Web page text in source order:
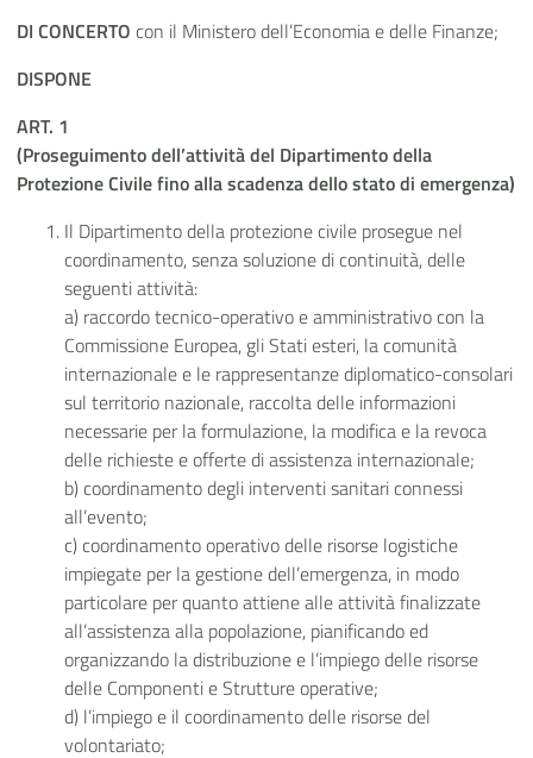
DI CONCERTO con il Ministero dell’Economia e delle Finanze;
DISPONE
ART. 1
(Proseguimento dell’attività del Dipartimento della
Protezione Civile fino alla scadenza dello stato di emergenza)
Il Dipartimento della protezione civile prosegue nel
coordinamento, senza soluzione di continuità, delle
seguenti attività:
a) raccordo tecnico-operativo e amministrativo con la
Commissione Europea, gli Stati esteri, la comunità
internazionale e le rappresentanze diplomatico-consolari
sul territorio nazionale, raccolta delle informazioni
necessarie per la formulazione, la modifica e la revoca
delle richieste e offerte di assistenza internazionale;
b) coordinamento degli interventi sanitari connessi
all’evento;
c) coordinamento operativo delle risorse logistiche
impiegate per la gestione dell’emergenza, in modo
particolare per quanto attiene alle attività finalizzate
all’assistenza alla popolazione, pianificando ed
organizzando la distribuzione e l’impiego delle risorse
delle Componenti e Strutture operative;
d) l’impiego e il coordinamento delle risorse del
volontariato;